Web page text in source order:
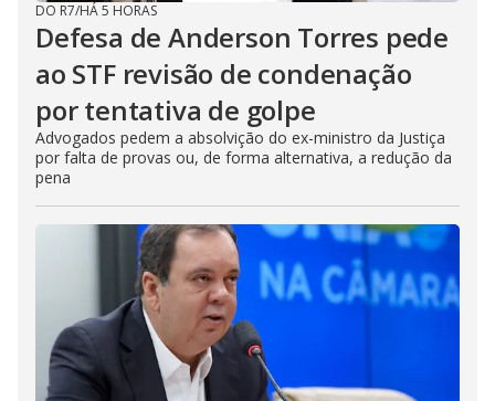
DO R7/HÁ 5 HORAS
Defesa de Anderson Torres pede
ao STF revisão de condenação
por tentativa de golpe
Advogados pedem a absolvição do ex-ministro da Justiça
por falta de provas ou, de forma alternativa, a redução da
pena